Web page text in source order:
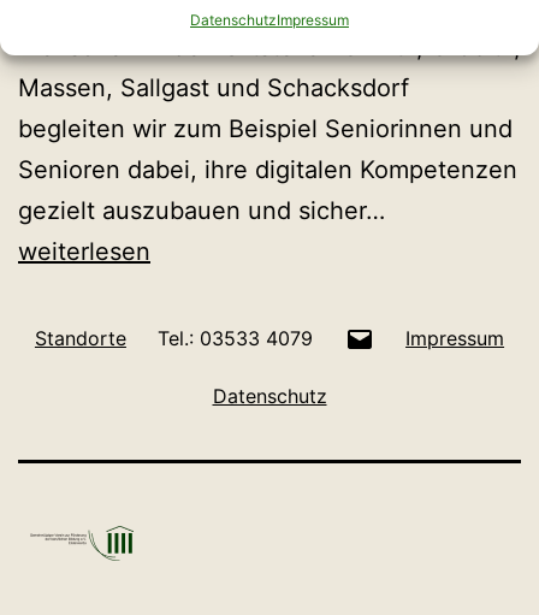
DatenschutzImpressum
Massen, Sallgast und Schacksdorf
begleiten wir zum Beispiel Seniorinnen und
Senioren dabei, ihre digitalen Kompetenzen
gezielt auszubauen und sicher…
weiterlesen
Standorte Tel.: 03533 4079 Impressum
Datenschutz